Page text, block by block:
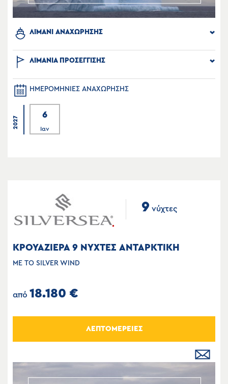
ΛΙΜΑΝΙ ΑΝΑΧΩΡΗΣΗΣ
ΛΙΜΑΝΙΑ ΠΡΟΣΕΓΓΙΣΗΣ
ΗΜΕΡΟΜΗΝΙΕΣ ΑΝΑΧΩΡΗΣΗΣ
2027
6
Ιαν
9 νύχτες
ΚΡΟΥΑΖΙΕΡΑ 9 ΝΥΧΤΕΣ ΑΝΤΑΡΚΤΙΚΗ
ΜΕ ΤΟ SILVER WIND
από 18.180 €
ΛΕΠΤΟΜΕΡΕΙΕΣ